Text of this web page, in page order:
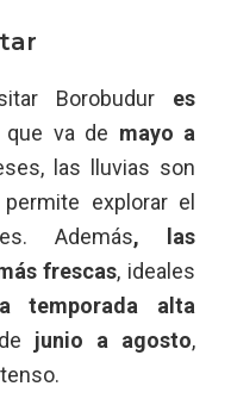
Borobudur es
que va de mayo a
las lluvias son
explorar el
Además, las
frescas, ideales
temporada alta
junio a agosto,